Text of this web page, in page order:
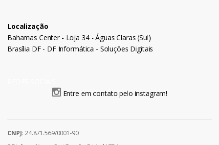
Localização
Bahamas Center - Loja 34 - Águas Claras (Sul)
Brasília DF - DF Informática - Soluções Digitais
Entre em contato pelo instagram!
CNPJ: 24.871.569/0001-90